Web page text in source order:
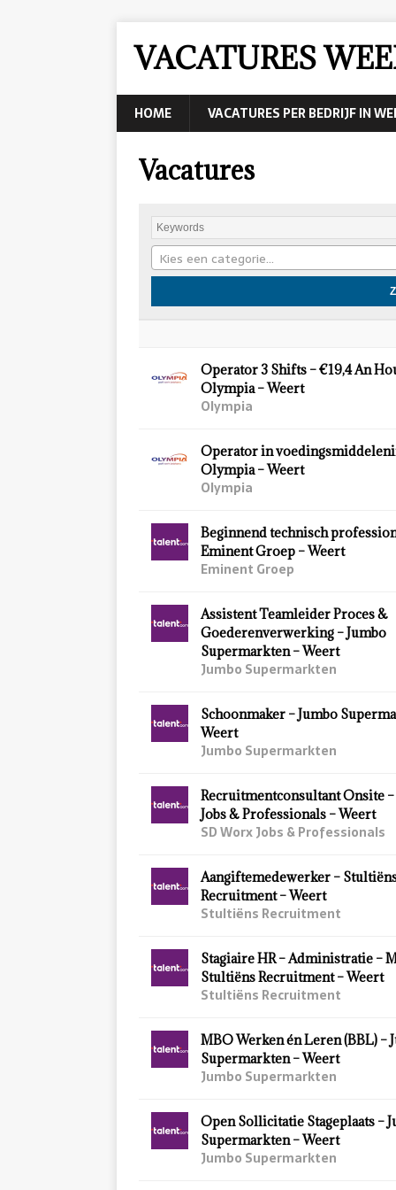
VACATURES
HOME VACATURES PER BEDRIJF IN
Vacatures
Kies een categorie…
Operator 3 Shifts – €19,4 An
Olympia – Weert
Olympia
Operator in
Olympia – Weert
Olympia
Beginnend technisch
Eminent Groep – Weert
Eminent Groep
Assistent Teamleider Proces &
Goederenverwerking – Jumbo
Supermarkten – Weert
Jumbo Supermarkten
Schoonmaker – Jumbo
Weert
Jumbo Supermarkten
Recruitmentconsultant Onsite
Jobs & Professionals – Weert
SD Worx Jobs & Professionals
Aangiftemedewerker –
Recruitment – Weert
Stultiëns Recruitment
Stagiaire HR – Administratie –
Stultiëns Recruitment – Weert
Stultiëns Recruitment
MBO Werken én Leren (BBL) –
Supermarkten – Weert
Jumbo Supermarkten
Open Sollicitatie Stageplaats –
Supermarkten – Weert
Jumbo Supermarkten